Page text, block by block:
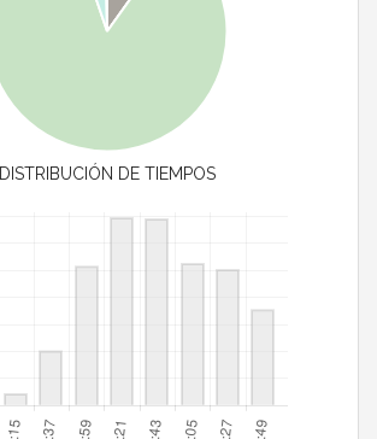
DISTRIBUCIÓN DE TIEMPOS